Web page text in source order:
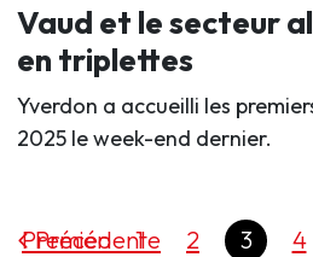
Vaud et le secteur
en triplettes
Yverdon a accueilli les
2025 le week-end dernier.
Précédente
Premier 1 2 3 4